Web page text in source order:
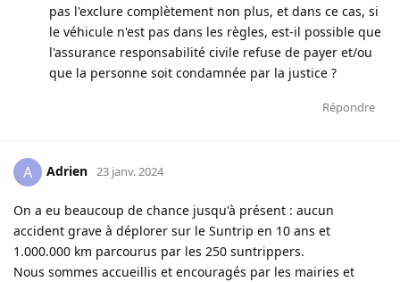
pas l'exclure complètement non plus, et dans ce cas, si
le véhicule n'est pas dans les règles, est-il possible que
l'assurance responsabilité civile refuse de payer et/ou
que la personne soit condamnée par la justice ?
Répondre
A Adrien 23 janv. 2024
On a eu beaucoup de chance jusqu'à présent : aucun
accident grave à déplorer sur le Suntrip en 10 ans et
1.000.000 km parcourus par les 250 suntrippers.
Nous sommes accueillis et encouragés par les mairies et